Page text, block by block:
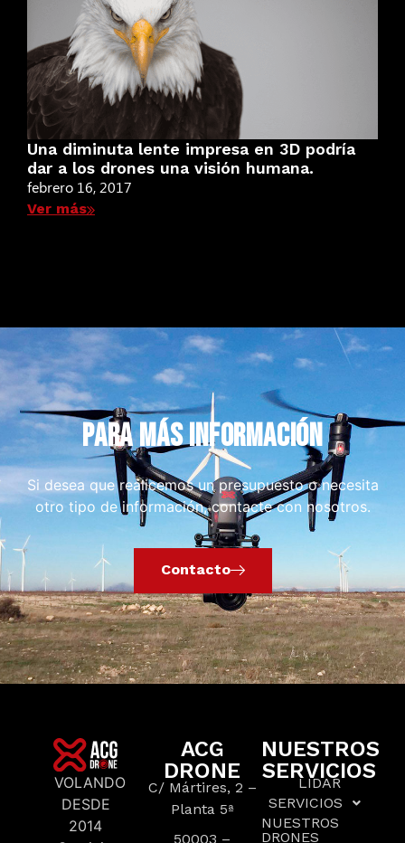
Una diminuta lente impresa en 3D podría
dar a los drones una visión humana.
febrero 16, 2017
Ver más
PARA MÁS INFORMACIÓN
Si desea que realicemos un presupuesto o necesita
otro tipo de información, contacte con nosotros.
Contacto
VOLANDO
DESDE
2014
ACG
DRONE
C/ Mártires, 2 –
Planta 5ª
50003 –
NUESTROS
SERVICIOS
LIDAR
SERVICIOS
NUESTROS
DRONES